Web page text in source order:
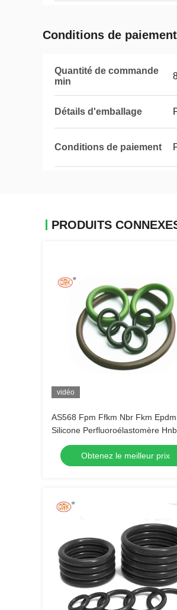
Conditions de
Quantité de commande
min
Détails d'emballage
Conditions de paiement
PRODUITS
vidéo
AS568 Fpm Ffkm Nbr Fkm Epdm
Silicone Perfluoroélastomère
EN549 caoutchouc O anneau
Obtenez le meilleur prix